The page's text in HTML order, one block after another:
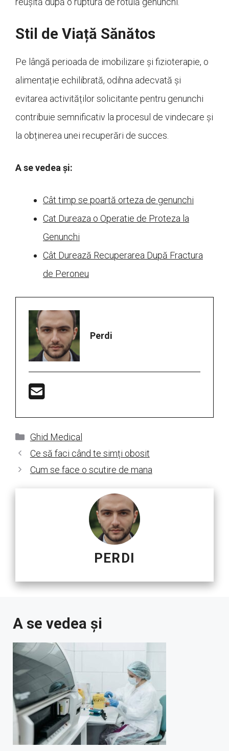
Stil de Viață Sănătos
Pe lângă perioada de imobilizare și fizioterapie, o
alimentație echilibrată, odihna adecvată și
evitarea activităților solicitante pentru genunchi
contribuie semnificativ la procesul de vindecare și
la obținerea unei recuperări de succes.
A se vedea și:
Cât timp se poartă orteza de genunchi
Cat Dureaza o Operatie de Proteza la
Genunchi
Cât Durează Recuperarea După Fractura
de Peroneu
Perdi
Categorii
Ghid Medical
Ce să faci când te simți obosit
Cum se face o scutire de mana
PERDI
A se vedea și